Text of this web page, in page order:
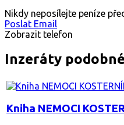
Nikdy neposílejte peníze
Poslat Email
Zobrazit telefon
Inzeráty
Kniha NEMOCI